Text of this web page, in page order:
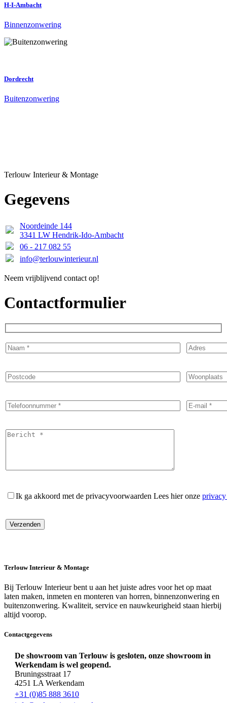
H-I-Ambacht
Binnenzonwering
Dordrecht
Buitenzonwering
Terlouw Interieur & Montage
Gegevens
Noordeinde 144
3341 LW Hendrik-Ido-Ambacht
06 - 217 082 55
info@terlouwinterieur.nl
Neem vrijblijvend contact op!
Contactformulier
Ik ga akkoord met de privacyvoorwaarden Lees hier onze
Terlouw Interieur & Montage
Bij Terlouw Interieur bent u aan het juiste adres voor het op maat
laten maken, inmeten en monteren van horren, binnenzonwering en
buitenzonwering. Kwaliteit, service en nauwkeurigheid staan hierbij
altijd voorop.
Contactgegevens
De showroom van Terlouw is gesloten, onze showroom in
Werkendam is wel geopend.
Bruningsstraat 17
4251 LA Werkendam
+31 (0)85 888 3610